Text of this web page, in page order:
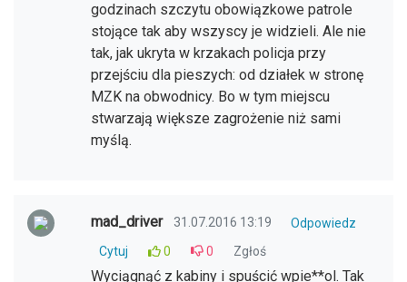
godzinach szczytu obowiązkowe patrole
stojące tak aby wszyscy je widzieli. Ale nie
tak, jak ukryta w krzakach policja przy
przejściu dla pieszych: od działek w stronę
MZK na obwodnicy. Bo w tym miejscu
stwarzają większe zagrożenie niż sami
myślą.
mad_driver 31.07.2016 13:19
Odpowiedz
Cytuj
0 0 Zgłoś
Wyciągnąć z kabiny i spuścić wpie**ol. Tak